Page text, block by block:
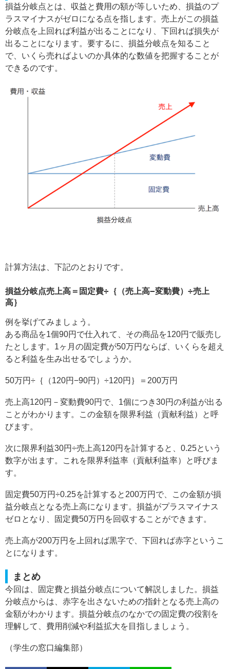
損益分岐点とは、収益と費用の額が等しいため、損益のプ
ラスマイナスがゼロになる点を指します。売上がこの損益
分岐点を上回れば利益が出ることになり、下回れば損失が
出ることになります。要するに、損益分岐点を知ること
で、いくら売ればよいのか具体的な数値を把握することが
できるのです。
計算方法は、下記のとおりです。
損益分岐点売上高＝固定費÷｛（売上高−変動費）÷売上
高｝
例を挙げてみましょう。
ある商品を1個90円で仕入れて、その商品を120円で販売し
たとします。1ヶ月の固定費が50万円ならば、いくらを超え
ると利益を生み出せるでしょうか。
50万円÷｛（120円−90円）÷120円｝＝200万円
売上高120円－変動費90円で、1個につき30円の利益が出る
ことがわかります。この金額を限界利益（貢献利益）と呼
びます。
次に限界利益30円÷売上高120円を計算すると、0.25という
数字が出ます。これを限界利益率（貢献利益率）と呼びま
す。
固定費50万円÷0.25を計算すると200万円で、この金額が損
益分岐点となる売上高になります。損益がプラスマイナス
ゼロとなり、固定費50万円を回収することができます。
売上高が200万円を上回れば黒字で、下回れば赤字というこ
とになります。
まとめ
今回は、固定費と損益分岐点について解説しました。損益
分岐点からは、赤字を出さないための指針となる売上高の
金額がわかります。損益分岐点のなかでの固定費の役割を
理解して、費用削減や利益拡大を目指しましょう。
（学生の窓口編集部）